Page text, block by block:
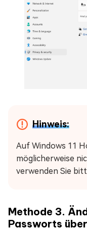
Hinweis:
Auf Windows 11
möglicherweise
verwenden Sie
Methode 3.
Passworts